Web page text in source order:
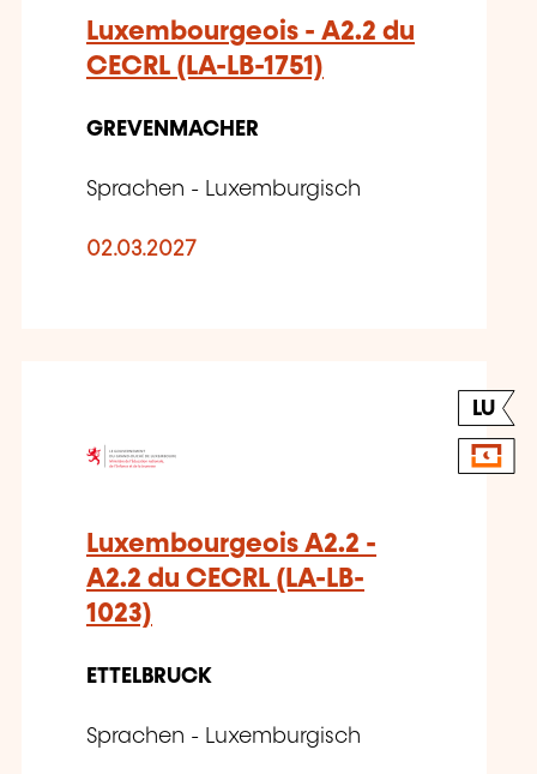
Luxembourgeois - A2.2 du
CECRL (LA-LB-1751)
GREVENMACHER
Sprachen - Luxemburgisch
02.03.2027
LU
Luxembourgeois A2.2 -
A2.2 du CECRL (LA-LB-
1023)
ETTELBRUCK
Sprachen - Luxemburgisch